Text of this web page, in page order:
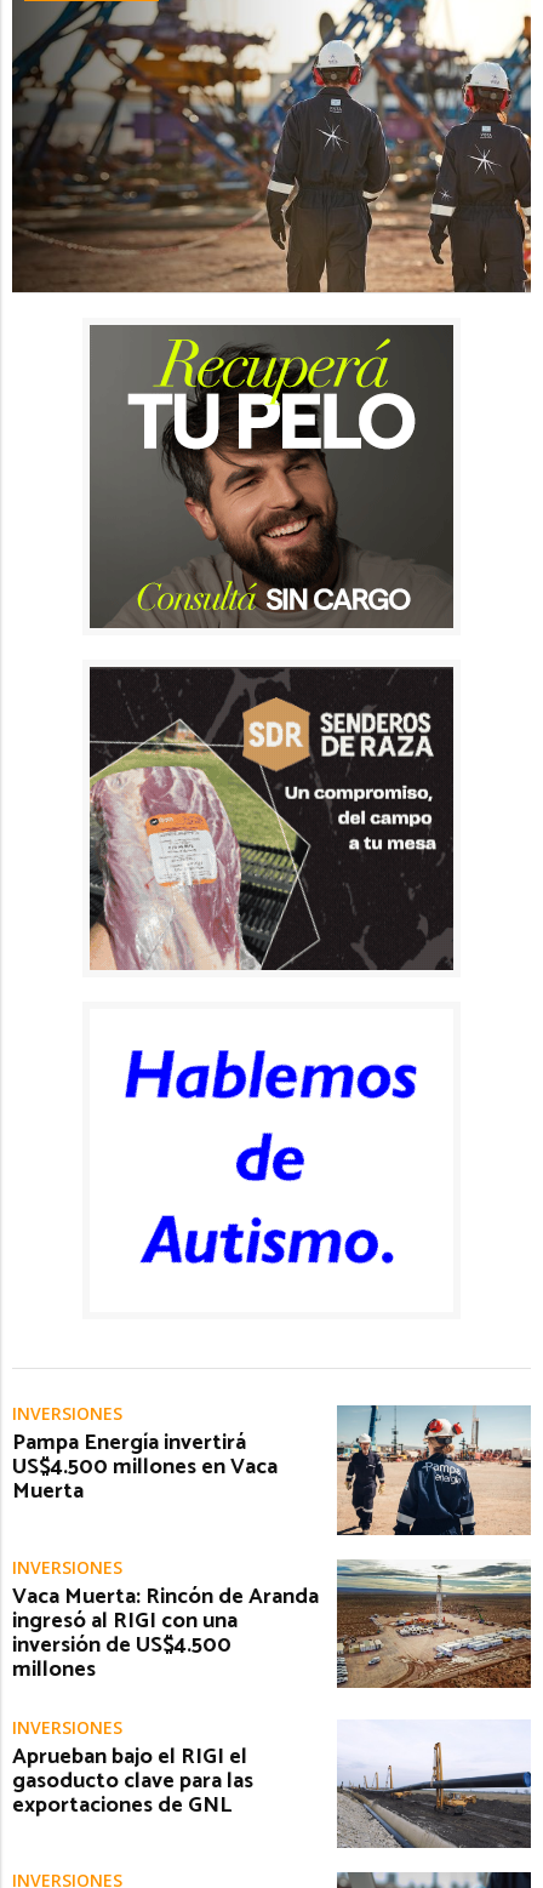
INVERSIONES
Pampa Energía invertirá
US$4.500 millones en Vaca
Muerta
INVERSIONES
Vaca Muerta: Rincón de Aranda
ingresó al RIGI con una
inversión de US$4.500
millones
INVERSIONES
Aprueban bajo el RIGI el
gasoducto clave para las
exportaciones de GNL
INVERSIONES